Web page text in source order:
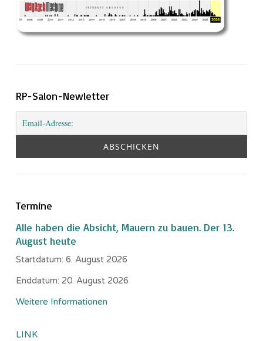
RP-Salon-Newletter
Termine
Alle haben die Absicht, Mauern zu bauen. Der 13.
August heute
Startdatum: 6. August 2026
Enddatum: 20. August 2026
Weitere Informationen
LINK